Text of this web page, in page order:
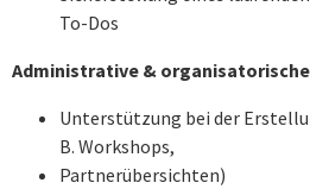
To-Dos
Administrative &
Unterstützung bei der
B. Workshops,
Partnerübersichten)